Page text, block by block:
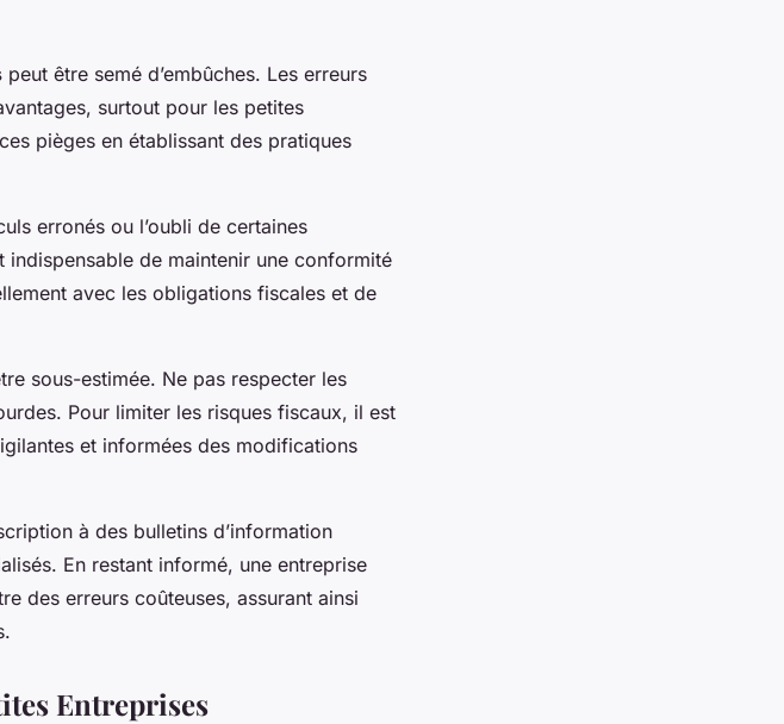
peut être semé d’embûches. Les erreurs
surtout pour les petites
pièges en établissant des pratiques
erronés ou l’oubli de certaines
de maintenir une conformité
avec les obligations fiscales et de
sous-estimée. Ne pas respecter les
Pour limiter les risques fiscaux, il est
et informées des modifications
à des bulletins d’information
En restant informé, une entreprise
des erreurs coûteuses, assurant ainsi
Entreprises